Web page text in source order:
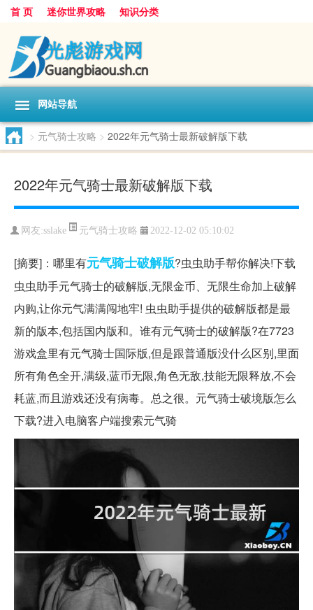
首 页 迷你世界攻略 知识分类
网站导航
> 元气骑士攻略 > 2022年元气骑士最新破解版下载
2022年元气骑士最新破解版下载
网友:sslake 元气骑士攻略 2022-12-02 05:10:02
[摘要]：哪里有元气骑士破解版?虫虫助手帮你解决!下载
虫虫助手元气骑士的破解版,无限金币、无限生命加上破解
内购,让你元气满满闯地牢! 虫虫助手提供的破解版都是最
新的版本,包括国内版和。谁有元气骑士的破解版?在7723
游戏盒里有元气骑士国际版,但是跟普通版没什么区别,里面
所有角色全开,满级,蓝币无限,角色无敌,技能无限释放,不会
耗蓝,而且游戏还没有病毒。总之很。元气骑士破境版怎么
下载?进入电脑客户端搜索元气骑